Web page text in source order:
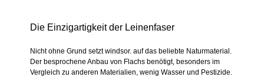
Die Einzigartigkeit der Leinenfaser
Nicht ohne Grund setzt windsor. auf das beliebte Naturmaterial.
Der besprochene Anbau von Flachs benötigt, besonders im
Vergleich zu anderen Materialien, wenig Wasser und Pestizide.